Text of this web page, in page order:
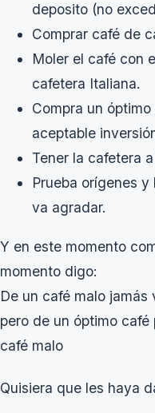
deposito (no
Comprar café de
Moler el café con
cafetera Italiana.
Compra un
aceptable
Tener la cafetera
Prueba orígenes
va agradar.
Y en este momento
momento digo:
De un café malo
pero de un óptimo
café malo
Quisiera que les haya